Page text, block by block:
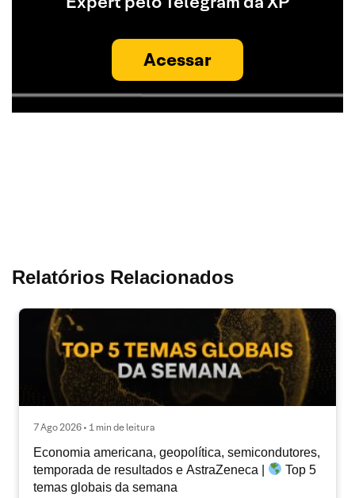
Acessar
Relatórios Relacionados
7 Ago 2026 • 1 min de leitura
Economia americana, geopolítica, semicondutores,
temporada de resultados e AstraZeneca |
Top 5
temas globais da semana